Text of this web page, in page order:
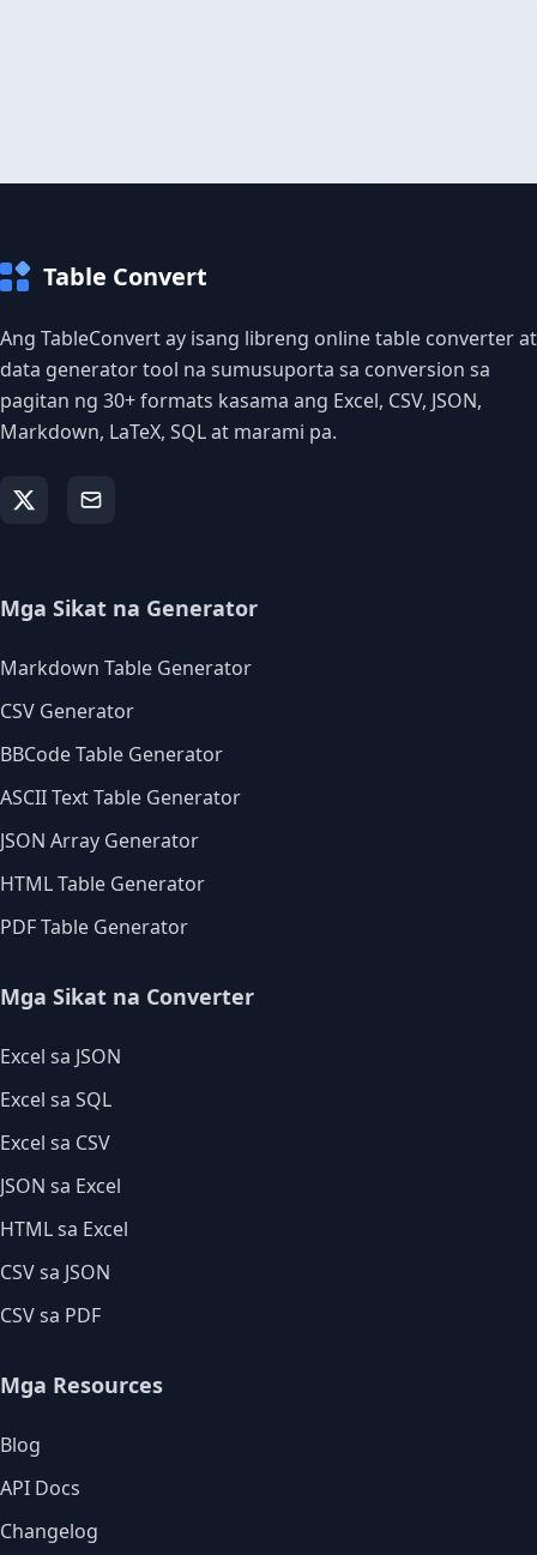
Table Convert
Ang TableConvert ay isang libreng online table converter at
data generator tool na sumusuporta sa conversion sa
pagitan ng 30+ formats kasama ang Excel, CSV, JSON,
Markdown, LaTeX, SQL at marami pa.
Mga Sikat na Generator
Markdown Table Generator
CSV Generator
BBCode Table Generator
ASCII Text Table Generator
JSON Array Generator
HTML Table Generator
PDF Table Generator
Mga Sikat na Converter
Excel sa JSON
Excel sa SQL
Excel sa CSV
JSON sa Excel
HTML sa Excel
CSV sa JSON
CSV sa PDF
Mga Resources
Blog
API Docs
Changelog